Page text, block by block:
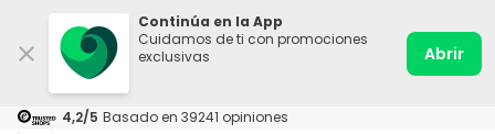
Continúa en la App
Cuidamos de ti con promociones
exclusivas
Abrir
4,2/5 Basado en 39241 opiniones